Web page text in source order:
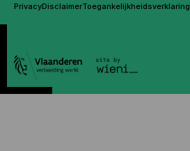
PrivacyDisclaimerToegankelijkheidsverklaring